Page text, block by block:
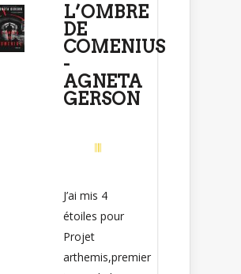
L’OMBRE
DE
COMENIUS
-
AGNETA
GERSON
J’ai mis 4
étoiles pour
Projet
arthemis,premier